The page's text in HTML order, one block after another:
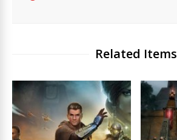
Related Items